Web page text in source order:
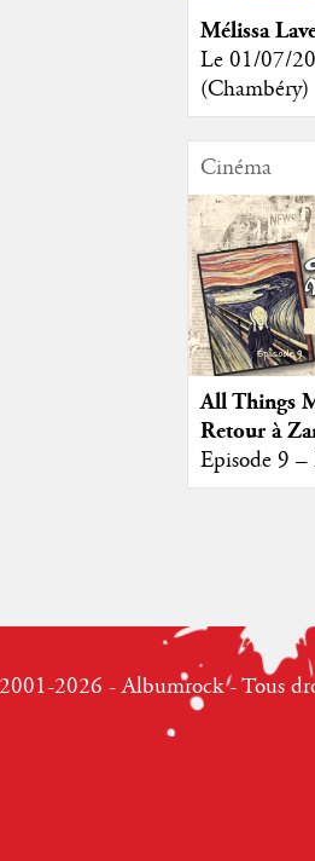
Mélissa
Le 01/07/
(Chambéry)
Cinéma
All Things
Retour à
Episode 9
2026 - Albumrock - Tous